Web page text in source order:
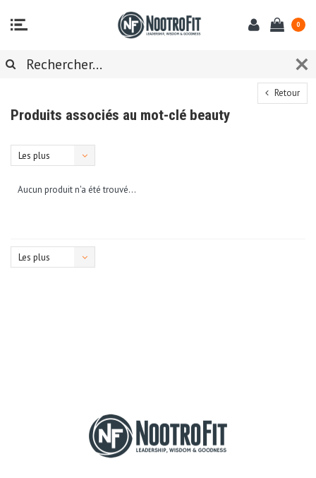
0
Retour
Produits associés au mot-clé beauty
Les plus
Aucun produit n'a été trouvé...
Les plus